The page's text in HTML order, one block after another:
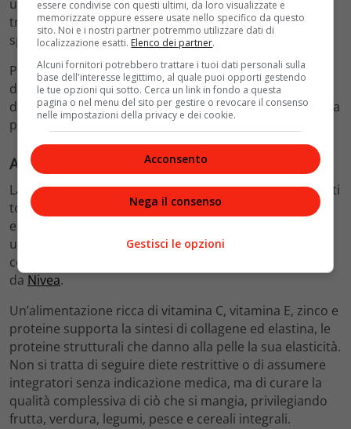
un medico estetico per valutare quale tipo di
trattamento sia appropriato per la propria situazione
specifica.
Per l’esfoliazione domestica, invece, la regola è: più
delicato è meglio. Scrub con granuli fini, applicati una o
due volte a settimana, sono sufficienti per mantenere la
pelle levigata senza irritarla.
Alimentazione, movimento e stile di vita
La cura delle smagliature non si esaurisce con i prodotti
topici. Stare idratati, seguire un’alimentazione
equilibrata, fare esercizio fisico in modo graduale e
usare prodotti idratanti sono tutti fattori che
contribuiscono a ridurre le smagliature, come indicato
da Nivea.
Un’alimentazione ricca di vitamina C, vitamina E, zinco e
proteine supporta la sintesi di collagene ed elastina, le
proteine strutturali che danno alla pelle la sua elasticità.
Non si tratta di seguire diete restrittive o di assumere
integratori senza indicazione medica, ma di curare la
qualità complessiva di ciò che si mangia, privilegiando
frutta, verdura, legumi, pesce e cereali integrali.
essere condivise con questi ultimi, da loro visualizzate e
memorizzate oppure essere usate nello specifico da questo
sito. Noi e i nostri partner potremmo utilizzare dati di
localizzazione esatti. Elenco dei partner.
Alcuni fornitori potrebbero trattare i tuoi dati personali sulla
base dell'interesse legittimo, al quale puoi opporti gestendo
le tue opzioni qui sotto. Cerca un link in fondo a questa
pagina o nel menu del sito per gestire o revocare il consenso
nelle impostazioni della privacy e dei cookie.
Acconsento
Nega il consenso
Gestisci le opzioni